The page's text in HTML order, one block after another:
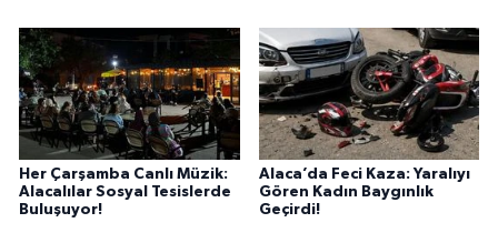
Her Çarşamba Canlı Müzik:
Alacalılar Sosyal Tesislerde
Buluşuyor!
Alaca’da Feci Kaza: Yaralıyı
Gören Kadın Baygınlık
Geçirdi!